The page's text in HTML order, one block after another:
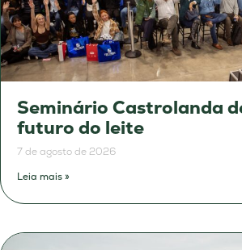
Seminário Castrolanda
futuro do leite
7 de agosto de 2026
Leia mais »